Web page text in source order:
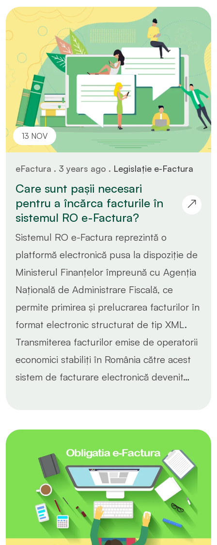
13 NOV
eFactura . 3 years ago . Legislație e-Factura
Care sunt pașii necesari
pentru a încărca facturile în
sistemul RO e-Factura?
Sistemul RO e-Factura reprezintă o
platformă electronică pusa la dispoziție de
Ministerul Finanțelor împreună cu Agenția
Națională de Administrare Fiscală, ce
permite primirea și prelucrarea facturilor în
format electronic structurat de tip XML.
Transmiterea facturilor emise de operatorii
economici stabiliți în România către acest
sistem de facturare electronică devenit…